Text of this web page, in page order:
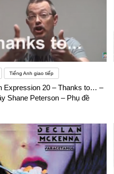
Tiếng Anh giao tiếp
Expression 20 – Thanks to… –
Shane Peterson – Phụ đề